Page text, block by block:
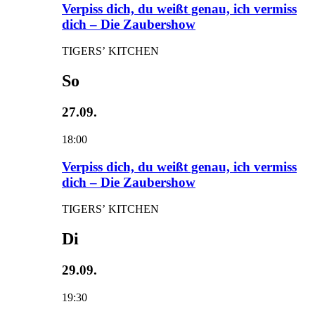
Verpiss dich, du weißt genau, ich vermiss
dich – Die Zaubershow
TIGERS’ KITCHEN
So
27.09.
18:00
Verpiss dich, du weißt genau, ich vermiss
dich – Die Zaubershow
TIGERS’ KITCHEN
Di
29.09.
19:30